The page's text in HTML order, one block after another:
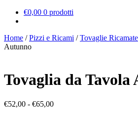
€0,00 0 prodotti
Home /Pizzi e Ricami /Tovaglie Ricamate
Autunno
Tovaglia da Tavola
€52,00 - €65,00Fascia